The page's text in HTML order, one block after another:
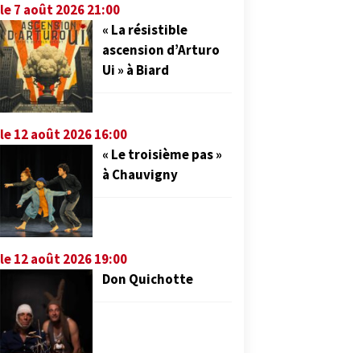
le 7 août 2026 21:00
« La résistible
ascension d’Arturo
Ui » à Biard
le 12 août 2026 16:00
« Le troisième pas »
à Chauvigny
le 12 août 2026 19:00
Don Quichotte